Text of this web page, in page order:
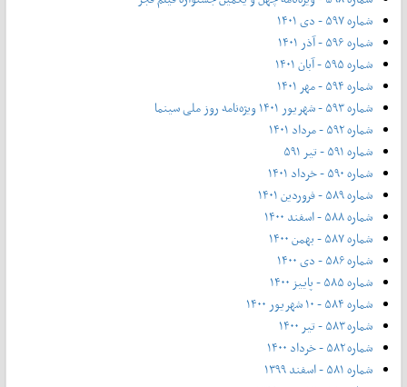
شماره ۵۹۷ - دی ۱۴۰۱
شماره ۵۹۶ - آذر ۱۴۰۱
شماره ۵۹۵ - آبان ۱۴۰۱
شماره ۵۹۴ - مهر ۱۴۰۱
شماره ۵۹۳ - شهریور ۱۴۰۱ ویژه‌نامه روز ملی سینما
شماره ۵۹۲ - مرداد ۱۴۰۱
شماره ۵۹۱ - تیر ۵۹۱
شماره ۵۹۰ - خرداد ۱۴۰۱
شماره ۵۸۹ - فروردین ۱۴۰۱
شماره ۵۸۸ - اسفند ۱۴۰۰
شماره ۵۸۷ - بهمن ۱۴۰۰
شماره ۵۸۶ - دی ۱۴۰۰
شماره ۵۸۵ - پاییز ۱۴۰۰
شماره ۵۸۴ - ۱۰ شهریور ۱۴۰۰
شماره ۵۸۳ - تیر ۱۴۰۰
شماره ۵۸۲ - خرداد ۱۴۰۰
شماره ۵۸۱ - اسفند ۱۳۹۹